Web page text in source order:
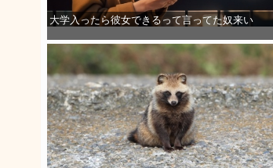
大学入ったら彼女できるって言ってた奴来い